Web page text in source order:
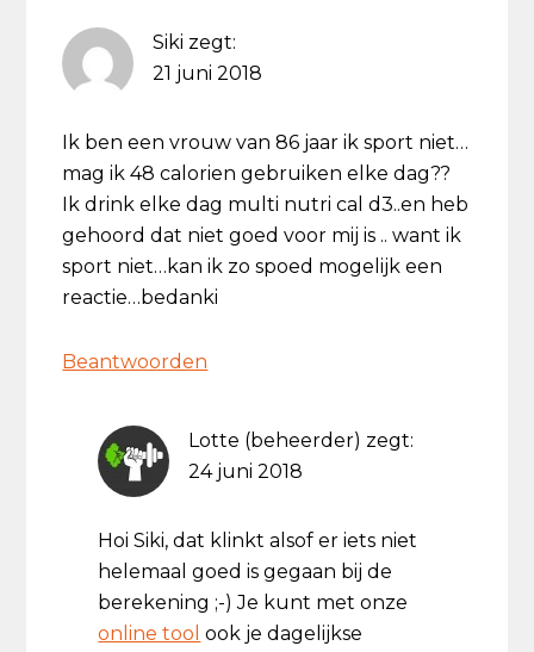
Siki zegt:
21 juni 2018
Ik ben een vrouw van 86 jaar ik sport niet…
mag ik 48 calorien gebruiken elke dag??
Ik drink elke dag multi nutri cal d3..en heb
gehoord dat niet goed voor mij is .. want ik
sport niet…kan ik zo spoed mogelijk een
reactie…bedanki
Beantwoorden
Lotte (beheerder) zegt:
24 juni 2018
Hoi Siki, dat klinkt alsof er iets niet
helemaal goed is gegaan bij de
berekening ;-) Je kunt met onze
online tool ook je dagelijkse